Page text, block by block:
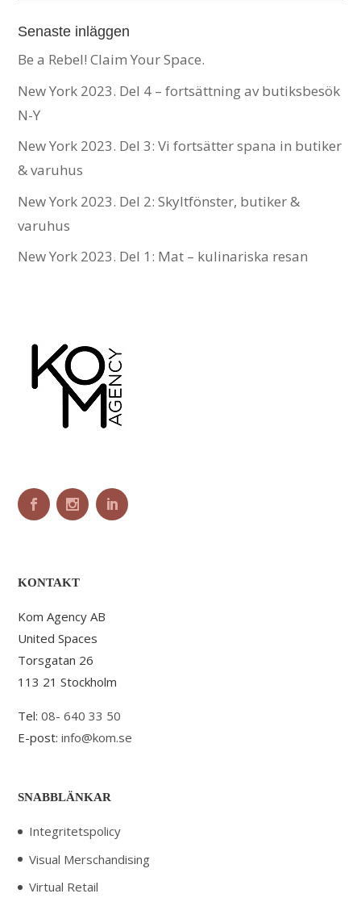
Senaste inläggen
Be a Rebel! Claim Your Space.
New York 2023. Del 4 – fortsättning av butiksbesök
N-Y
New York 2023. Del 3: Vi fortsätter spana in butiker
& varuhus
New York 2023. Del 2: Skyltfönster, butiker &
varuhus
New York 2023. Del 1: Mat – kulinariska resan
KONTAKT
Kom Agency AB
United Spaces
Torsgatan 26
113 21 Stockholm
Tel:08- 640 33 50
E-post:info@kom.se
SNABBLÄNKAR
Integritetspolicy
Visual Merschandising
Virtual Retail